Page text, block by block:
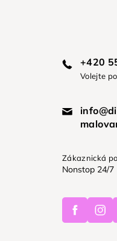
+420
Volejte
Zákaznická
Nonstop 24/7
Facebook